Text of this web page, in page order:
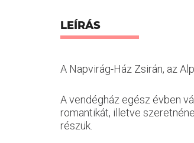
LEÍRÁS
A Napvirág-Ház Zsirán, az
A vendégház egész évben
romantikát, illetve
részük.